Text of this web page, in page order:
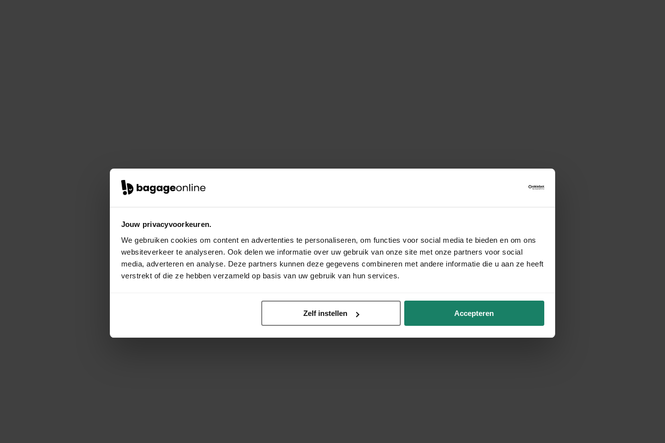
Jouw privacyvoorkeuren.
We gebruiken cookies om content en advertenties te personaliseren, om functies voor social media te bieden en om ons
websiteverkeer te analyseren. Ook delen we informatie over uw gebruik van onze site met onze partners voor social
media, adverteren en analyse. Deze partners kunnen deze gegevens combineren met andere informatie die u aan ze heeft
verstrekt of die ze hebben verzameld op basis van uw gebruik van hun services.
Zelf instellen Accepteren